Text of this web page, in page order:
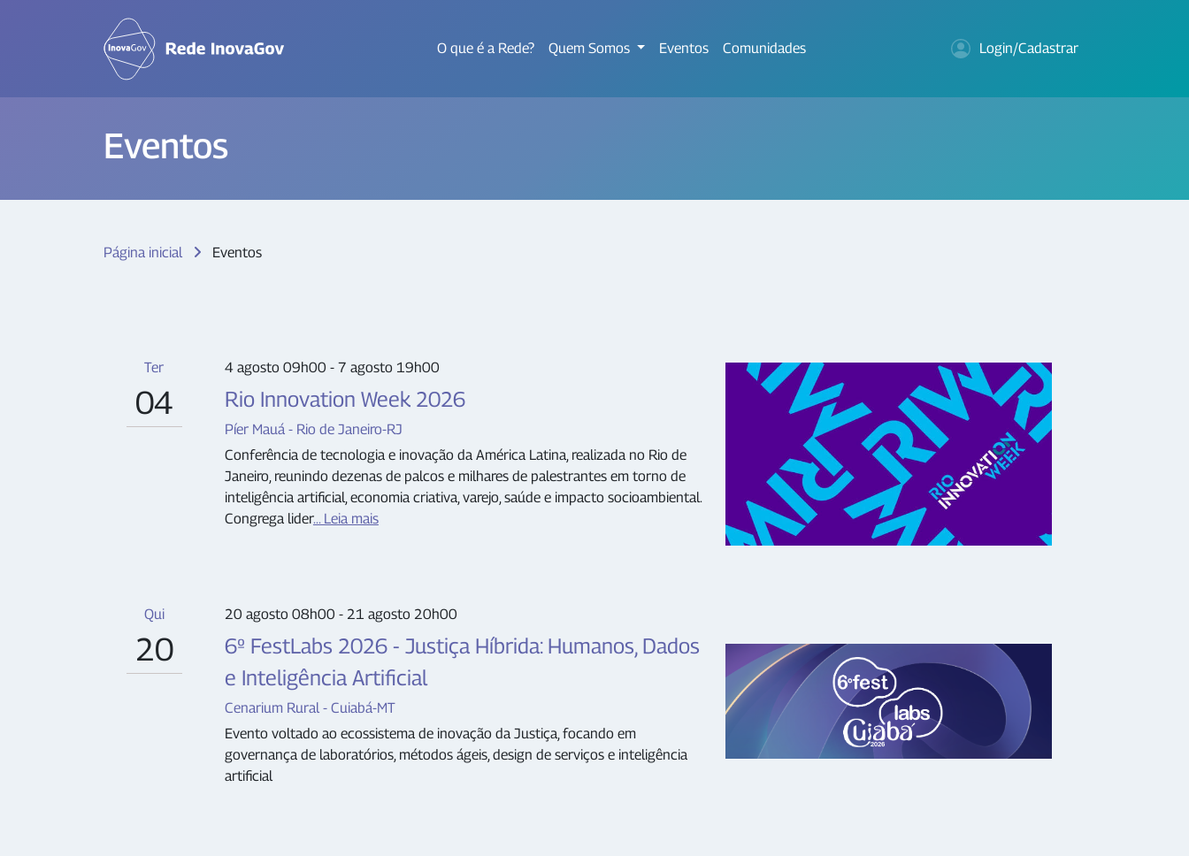
O que é a Rede? Quem Somos Eventos Comunidades Login/Cadastrar
Eventos
Página inicial Eventos
Ter
04
4 agosto 09h00 - 7 agosto 19h00
Rio Innovation Week 2026
Píer Mauá - Rio de Janeiro-RJ
Conferência de tecnologia e inovação da América Latina, realizada no Rio de
Janeiro, reunindo dezenas de palcos e milhares de palestrantes em torno de
inteligência artificial, economia criativa, varejo, saúde e impacto socioambiental.
Congrega lider... Leia mais
Qui
20
20 agosto 08h00 - 21 agosto 20h00
6º FestLabs 2026 - Justiça Híbrida: Humanos, Dados
e Inteligência Artificial
Cenarium Rural - Cuiabá-MT
Evento voltado ao ecossistema de inovação da Justiça, focando em
governança de laboratórios, métodos ágeis, design de serviços e inteligência
artificial